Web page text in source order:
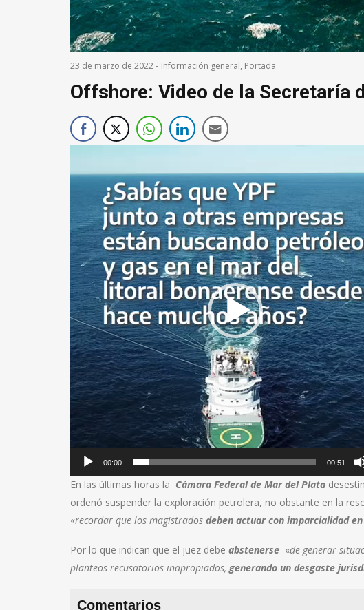
23 de marzo de 2022- Información general, Portada
Offshore: Video de la Secretaría
00:00 00:51
En las últimas horas la Cámara Federal de Mar del Plata
ordenó suspender la exploración petrolera, no obstante en la
«recordar que los magistrados deben actuar con imparcialidad
Por lo que indican que el juez debe abstenerse «de generar
planteos recusatorios inapropiados, generando un desgaste
Comentarios